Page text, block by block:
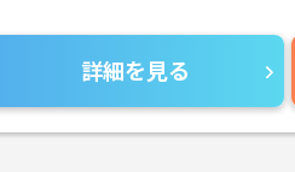
詳細を見る